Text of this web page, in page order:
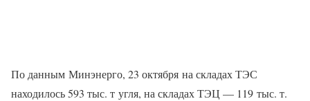
По данным Минэнерго, 23 октября на складах ТЭС
находилось 593 тыс. т угля, на складах ТЭЦ — 119 тыс. т.